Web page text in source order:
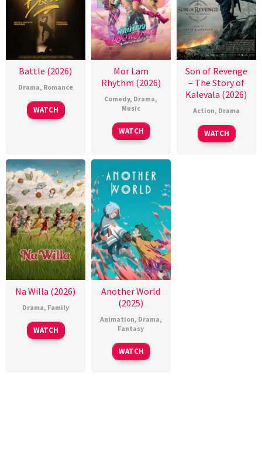
Battle (2026)
Drama, Romance
WATCH
Mor Lam
Rhythm (2026)
Comedy, Drama,
Music
WATCH
Son of Revenge
– The Story of
Kalevala (2026)
Action, Drama
WATCH
Na Willa (2026)
Drama, Family
WATCH
Another World
(2025)
Animation, Drama,
Fantasy
WATCH